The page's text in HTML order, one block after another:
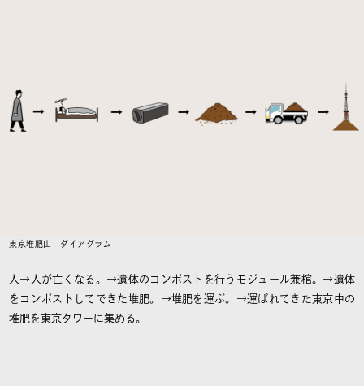
東京堆肥山 ダイアグラム
人→人が亡くなる。→遺体のコンポストを行うモジュール兼棺。→遺体
をコンポストしてできた堆肥。→堆肥を運ぶ。→運ばれてきた東京中の
堆肥を東京タワーに集める。